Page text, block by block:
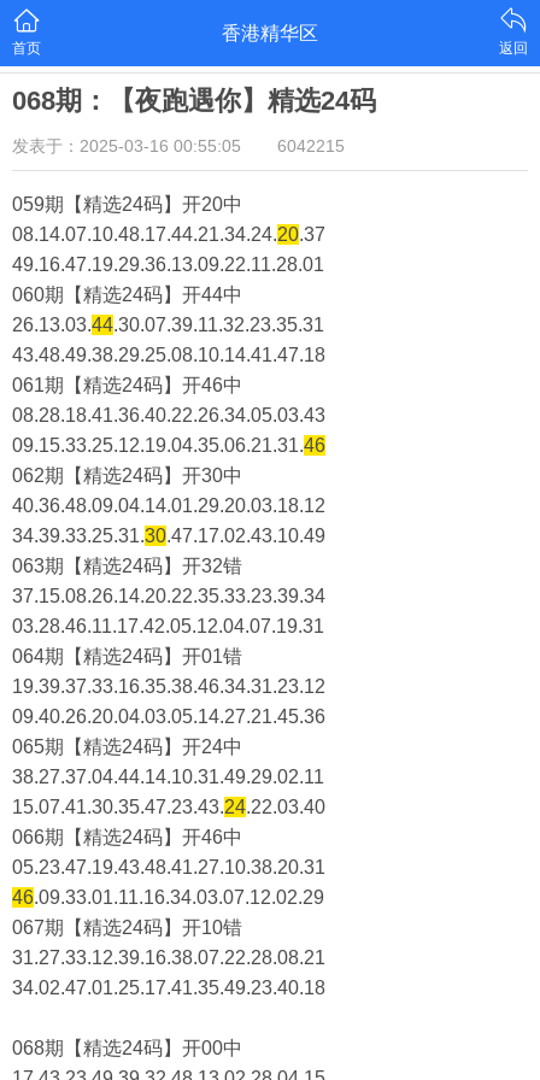
首页
香港精华区
返回
068期：【夜跑遇你】精选24码
发表于：2025-03-16 00:55:05 6042215
059期【精选24码】开20中
08.14.07.10.48.17.44.21.34.24.20.37
49.16.47.19.29.36.13.09.22.11.28.01
060期【精选24码】开44中
26.13.03.44.30.07.39.11.32.23.35.31
43.48.49.38.29.25.08.10.14.41.47.18
061期【精选24码】开46中
08.28.18.41.36.40.22.26.34.05.03.43
09.15.33.25.12.19.04.35.06.21.31.46
062期【精选24码】开30中
40.36.48.09.04.14.01.29.20.03.18.12
34.39.33.25.31.30.47.17.02.43.10.49
063期【精选24码】开32错
37.15.08.26.14.20.22.35.33.23.39.34
03.28.46.11.17.42.05.12.04.07.19.31
064期【精选24码】开01错
19.39.37.33.16.35.38.46.34.31.23.12
09.40.26.20.04.03.05.14.27.21.45.36
065期【精选24码】开24中
38.27.37.04.44.14.10.31.49.29.02.11
15.07.41.30.35.47.23.43.24.22.03.40
066期【精选24码】开46中
05.23.47.19.43.48.41.27.10.38.20.31
46.09.33.01.11.16.34.03.07.12.02.29
067期【精选24码】开10错
31.27.33.12.39.16.38.07.22.28.08.21
34.02.47.01.25.17.41.35.49.23.40.18
068期【精选24码】开00中